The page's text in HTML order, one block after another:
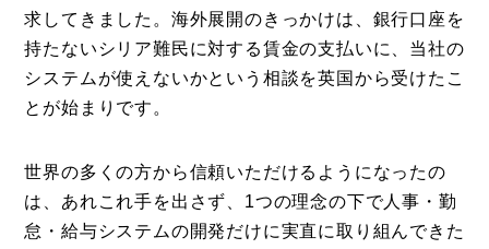
求してきました。海外展開のきっかけは、銀行口座を
持たないシリア難民に対する賃金の支払いに、当社の
システムが使えないかという相談を英国から受けたこ
とが始まりです。
世界の多くの方から信頼いただけるようになったの
は、あれこれ手を出さず、1つの理念の下で人事・勤
怠・給与システムの開発だけに実直に取り組んできた